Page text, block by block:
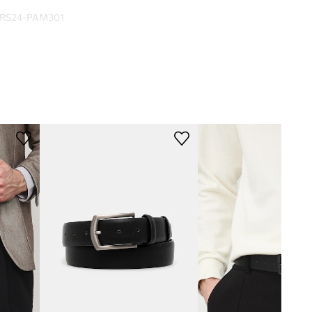
RS24-PAM301